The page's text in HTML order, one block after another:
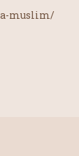
muslim/